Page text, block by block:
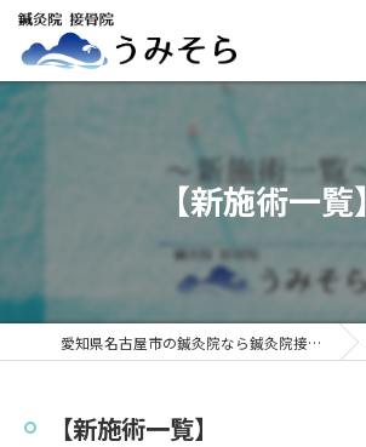
【新施術一覧】
愛知県名古屋市の鍼灸院なら鍼灸院接骨院うみそら
【新施術一覧】